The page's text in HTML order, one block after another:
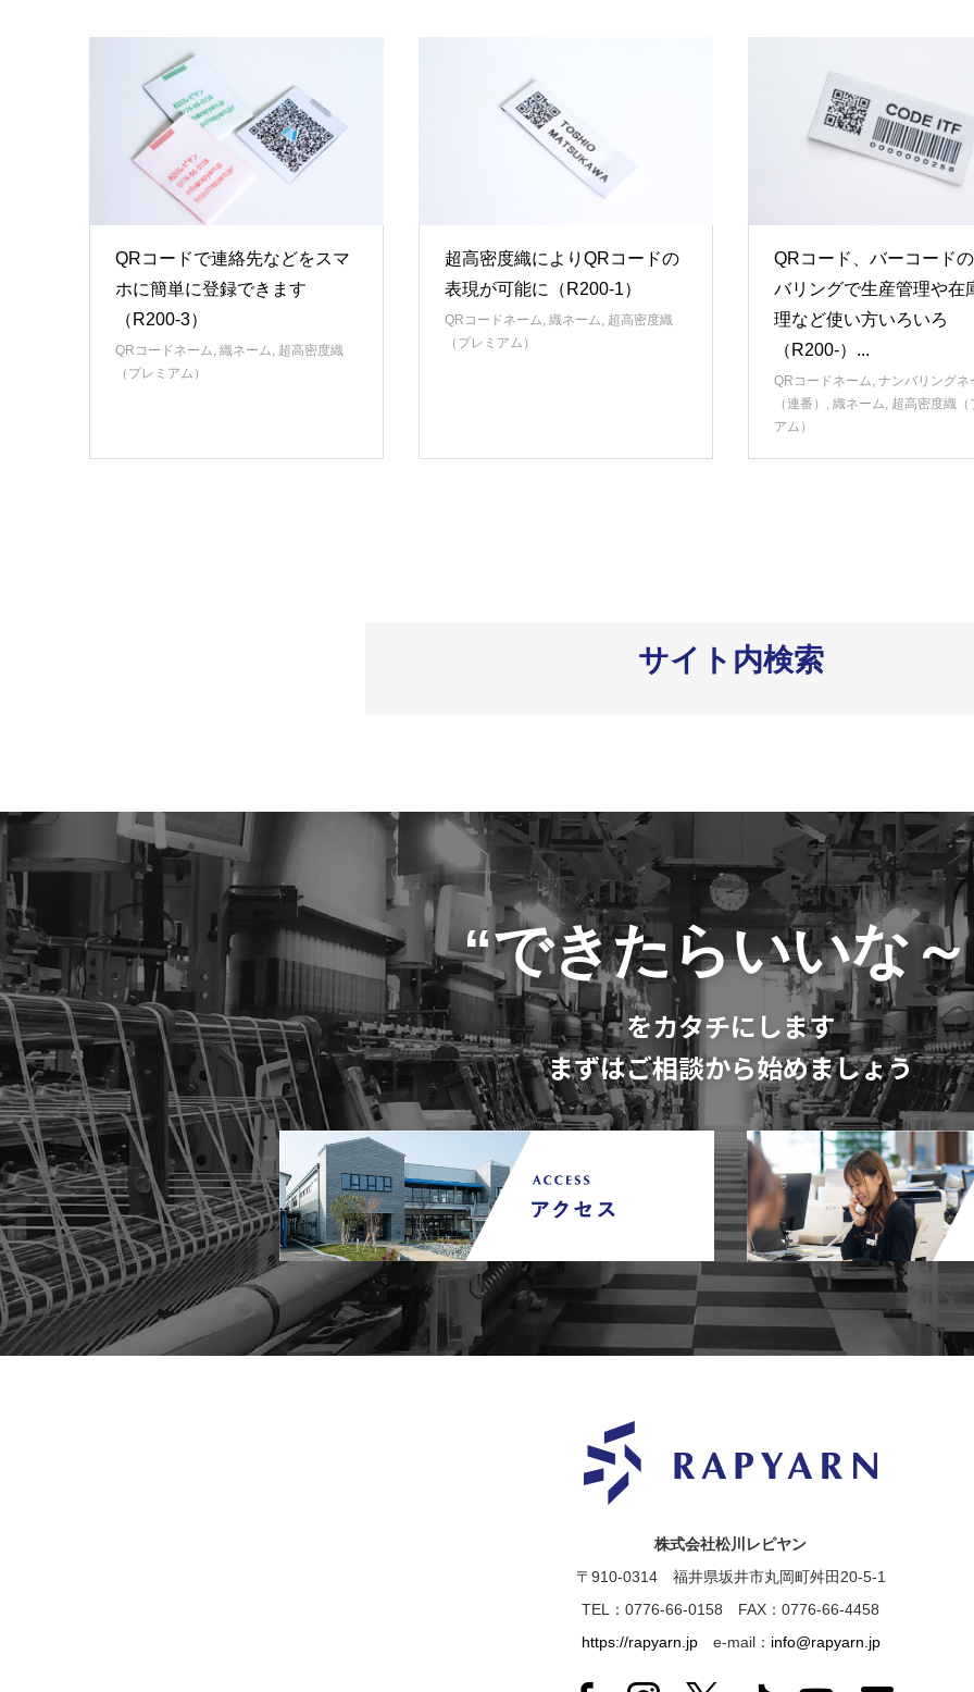
QRコードで連絡先などをスマ
ホに簡単に登録できます
（R200-3）
QRコードネーム 織ネーム
超高密度織
（プレミアム）
超高密度織によりQRコードの
表現が可能に（R200-1）
QRコードネーム 織ネーム
超高密度織
（プレミアム）
QRコード、バーコード
バリングで生産管理や在
理など使い方いろいろ
（R200-）...
QRコードネーム ナンバリングネ
（連番）
織ネーム
超高密度織（
アム）
サイト内検索
“できたらいいな
をカタチにします
まずはご相談から始めましょう
株式会社松川レピヤン
〒910-0314 福井県坂井市丸岡町舛田20-5-1
TEL：0776-66-0158 FAX：0776-66-4458
https://rapyarn.jpe-mail： info@rapyarn.jp